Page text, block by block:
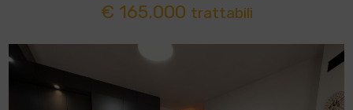
€ 165.000 trattabili